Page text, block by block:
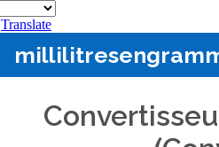
Translate